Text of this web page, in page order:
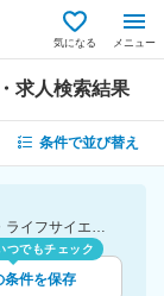
気になる メニュー
求人検索結果
条件で並び替え
[勤務地]福島県 [業種]医薬品卸-医薬品・医療機器・ライフサイエンス・医療系サービス [詳細条件](募集・採用情報)第二新卒歓迎
つでもチェック
条件を保存